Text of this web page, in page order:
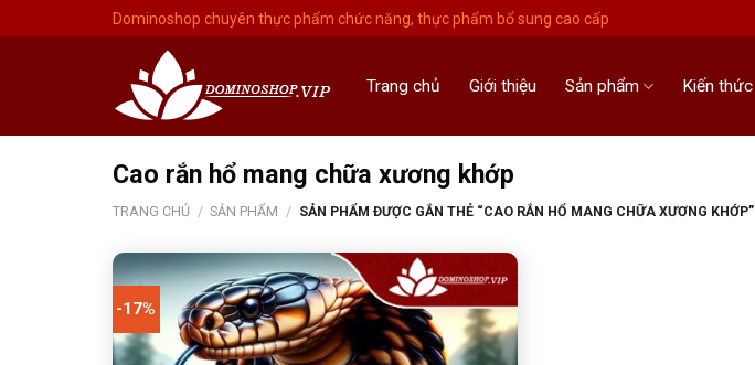
to
Dominoshop chuyên thực phẩm chức năng, thực phẩm bổ sung cao cấp
Trang chủ Giới thiệu Sản phẩm Kiến thức
Cao rắn hổ mang chữa xương khớp
TRANG CHỦ / SẢN PHẨM / SẢN PHẨM ĐƯỢC GẮN THẺ “CAO RẮN HỔ MANG CHỮA XƯƠNG KHỚP”
-17%